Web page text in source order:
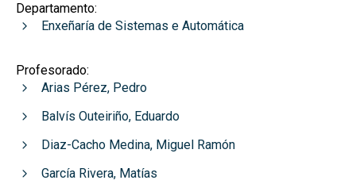
Departamento:
Enxeñaría de Sistemas e Automática
Profesorado:
Arias Pérez, Pedro
Balvís Outeiriño, Eduardo
Diaz-Cacho Medina, Miguel Ramón
García Rivera, Matías